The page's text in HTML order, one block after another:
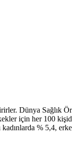
Dünya Sağlık
için her 100
kadınlarda % 5,4,